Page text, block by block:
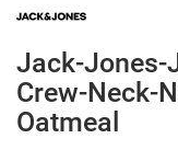
Jack-Jones-
Crew-Neck-
Oatmeal